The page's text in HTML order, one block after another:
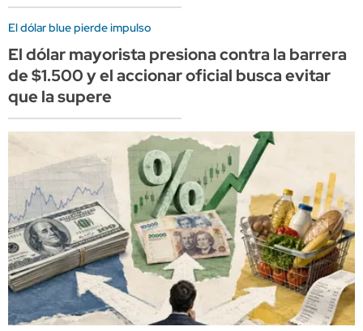
El dólar blue pierde impulso
El dólar mayorista presiona contra la barrera
de $1.500 y el accionar oficial busca evitar
que la supere